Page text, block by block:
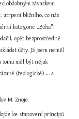
obdobným závazkem
utrpení bližního, co nás
kategorie „Boha".
opět bezprostředně
účty. Já jsem neměl
tomu měl být nějak
(teologické) ... a
M. Znoje.
ke stanovení principů